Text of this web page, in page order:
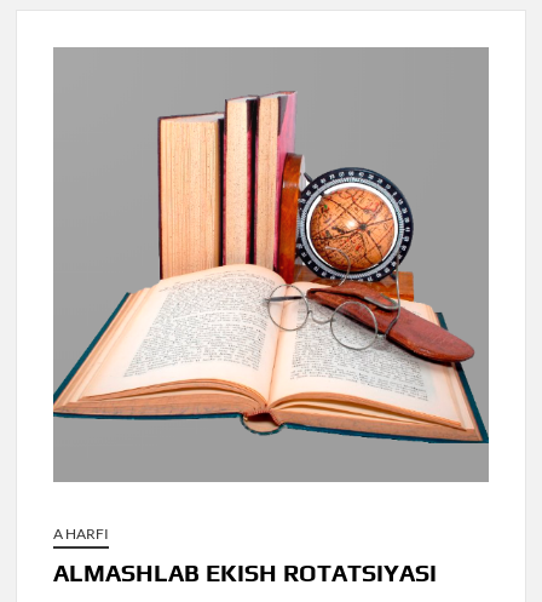
A HARFI
ALMASHLAB EKISH ROTATSIYASI